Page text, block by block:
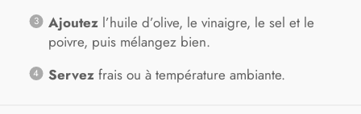
Ajoutezl’huile d’olive, le vinaigre, le sel et le
poivre, puis mélangez bien.
Servezfrais ou à température ambiante.